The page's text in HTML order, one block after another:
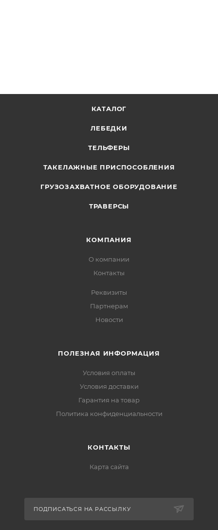
КАТАЛОГ
ЛЕБЕДКИ
ТЕЛЬФЕРЫ
ТАКЕЛАЖНЫЕ ПРИСПОСОБЛЕНИЯ
ГРУЗОЗАХВАТНОЕ ОБОРУДОВАНИЕ
ТРАВЕРСЫ
КОМПАНИЯ
О компании
Контакты
Реквизиты
Партнерам
Новости
ПОЛЕЗНАЯ ИНФОРМАЦИЯ
Условия оплаты
Условия доставки
Гарантия на товар
Политика конфиденциальности
КОНТАКТЫ
Карта сайта
ПОДПИСАТЬСЯ НА РАССЫЛКУ